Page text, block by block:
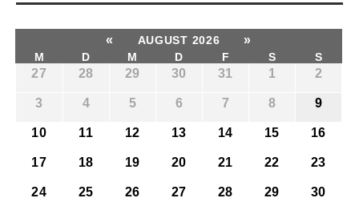
« AUGUST 2026 »
M D M D F S S
27 28 29 30 31 1 2
3 4 5 6 7 8 9
10 11 12 13 14 15 16
17 18 19 20 21 22 23
24 25 26 27 28 29 30